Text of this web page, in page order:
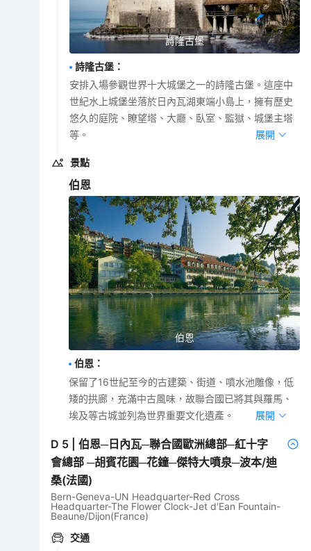
詩隆古堡
詩隆古堡 ：
安排入場參觀世界十大城堡之一的詩隆古堡。這座中
世紀水上城堡坐落於日內瓦湖東端小島上，擁有歷史
悠久的庭院、瞭望塔、大廳、臥室、監獄、城堡主塔
等。
展開
景點
伯恩
伯恩
伯恩 ：
保留了16世紀至今的古建築、街道、噴水池雕像，低
矮的拱廊，充滿中古風味，故聯合國已將其與羅馬、
埃及等古城並列為世界重要文化遺產。
展開
D 5 |伯恩─日內瓦─聯合國歐洲總部─紅十字
會總部 ─胡賓花園─花鐘─傑特大噴泉─波本/迪
桑(法國)
Bern-Geneva-UN Headquarter-Red Cross
Headquarter-The Flower Clock-Jet d'Ean Fountain-
Beaune/Dijon(France)
交通